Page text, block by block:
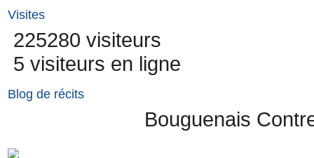
Visites
225280 visiteurs
5 visiteurs en ligne
Blog de récits
Bouguenais